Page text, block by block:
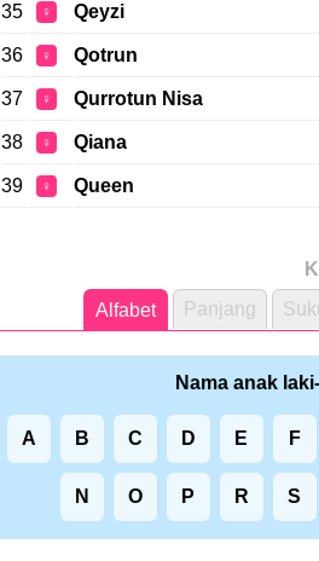
35 ♀ Qeyzi
36 ♀ Qotrun
37 ♀ Qurrotun Nisa
38 ♀ Qiana
39 ♀ Queen
Alfabet
Panjang
Nama anak
A B C D E F
N O P R S